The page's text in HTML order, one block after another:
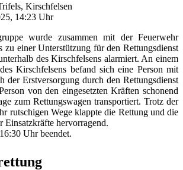
Kirschfelsen
14:23 Uhr
wurde zusammen mit der Feuerwehr
einer Unterstützung für den Rettungsdienst
des Kirschfelsens alarmiert. An einem
Kirschfelsens befand sich eine Person mit
der Erstversorgung durch den Rettungsdienst
von den eingesetzten Kräften schonend
zum Rettungswagen transportiert. Trotz der
rutschigen Wege klappte die Rettung und die
Einsatzkräfte hervorragend.
Uhr beendet.